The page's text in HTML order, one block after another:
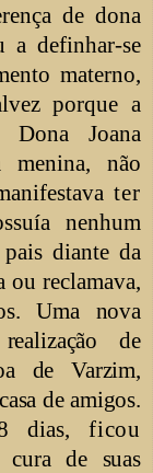
de dona
a definhar-se
materno,
porque a
Dona Joana
menina, não
ter
nenhum
diante da
ou reclamava,
Uma nova
de
de Varzim,
de amigos.
dias, ficou
cura de suas